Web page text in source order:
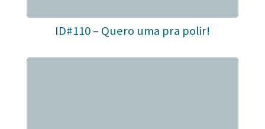
ID#110 – Quero uma pra polir!